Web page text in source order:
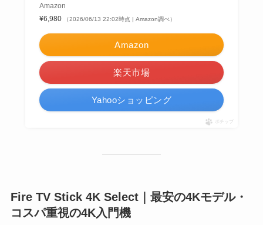
Amazon
¥6,980
（2026/06/13 22:02時点 | Amazon調べ）
Amazon
楽天市場
Yahooショッピング
ポチップ
Fire TV Stick 4K Select｜最安の4Kモデル・
コスパ重視の4K入門機